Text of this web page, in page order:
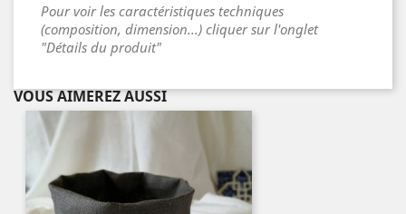
Pour voir les caractéristiques techniques
(composition, dimension...) cliquer sur l'onglet
"Détails du produit"
VOUS AIMEREZ AUSSI